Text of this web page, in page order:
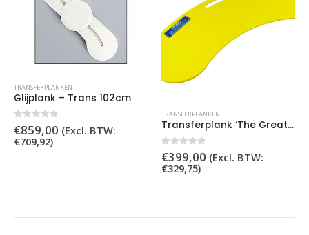
TRANSFERPLANKEN
Glijplank – Trans 102cm
0out of 5
€859,00 (Excl. BTW:
€709,92)
TRANSFERPLANKEN
Transferplank ‘The Great’ 80CM
0out of 5
€399,00 (Excl. BTW:
€329,75)